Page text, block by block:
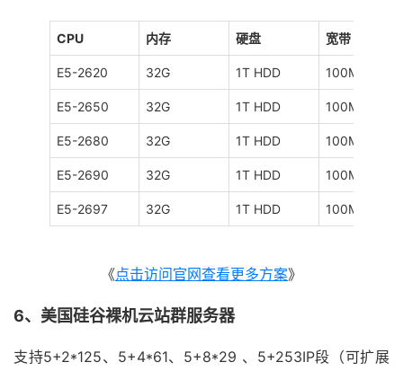
CPU 内存 硬盘 宽带
E5-2620 32G 1T HDD 100M
E5-2650 32G 1T HDD 100M
E5-2680 32G 1T HDD 100M
E5-2690 32G 1T HDD 100M
E5-2697 32G 1T HDD 100M
《点击访问官网查看更多方案》
6、美国硅谷裸机云站群服务器
支持5+2*125、5+4*61、5+8*29 、5+253IP段（可扩展